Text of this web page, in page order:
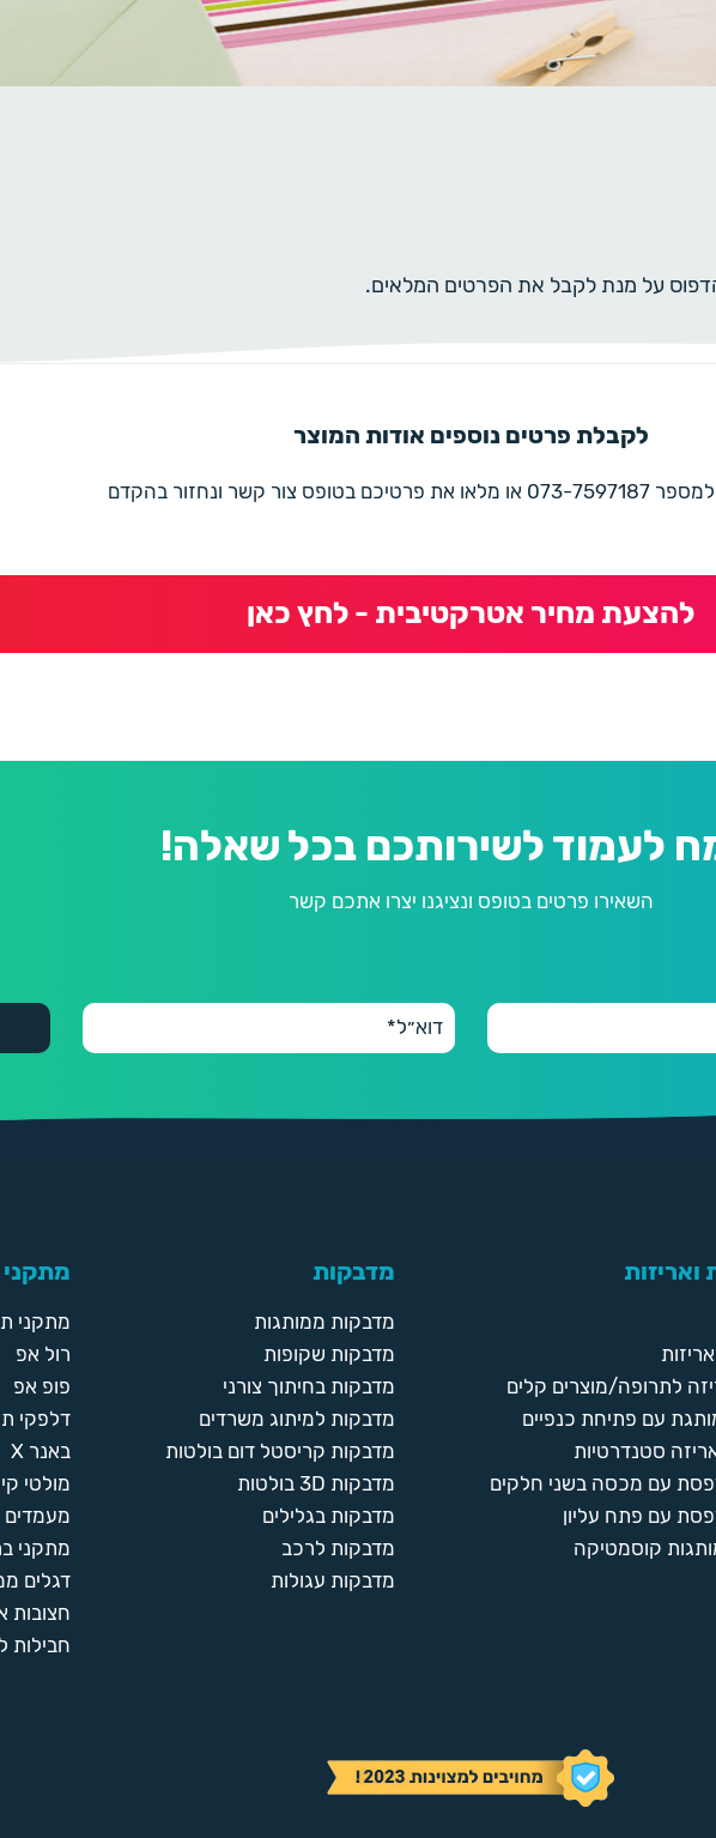
על מנת לקבל את הפרטים המלאים.
לקבלת פרטים נוספים אודות המוצר
צור קשר ונחזור בהקדם
להצעת מחיר אטרקטיבית - לחץ כאן
לעמוד לשירותכם בכל שאלה!
השאירו פרטים בטופס ונציגנו יצרו אתכם קשר
ואריזות
לתרופה/מוצרים קלים
עם פתיחת כנפיים
סטנדרטיות
עם מכסה בשני חלקים
עם פתח עליון
קוסמטיקה
מדבקות
מדבקות ממותגות
מדבקות שקופות
מדבקות בחיתוך צורני
מדבקות למיתוג משרדים
מדבקות קריסטל דום בולטות
מדבקות 3D בולטות
מדבקות בגלילים
מדבקות לרכב
מדבקות עגולות
מתקני
רול אפ
פופ אפ
דלפקי
באנר X
מולטי
מתקני
דגלים
חצובות
חבילות